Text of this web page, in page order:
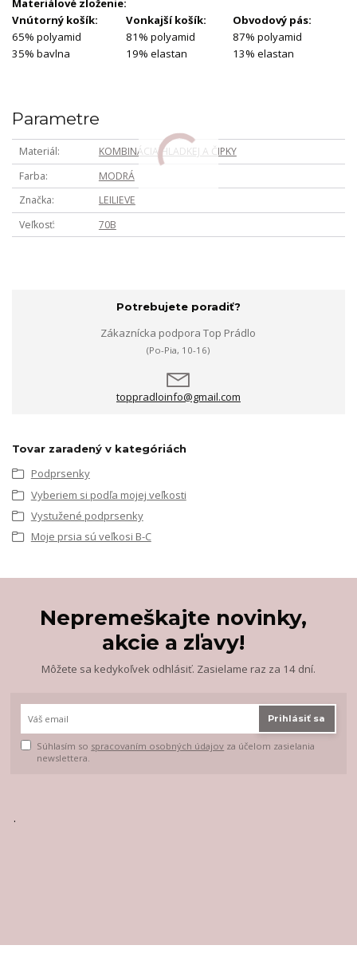
Materiálové zloženie:
Vnútorný košík:
Vonkajší košík:
Obvodový pás:
65% polyamid
35% bavlna
81% polyamid
19% elastan
87% polyamid
13% elastan
Parametre
Materiál
KOMBINÁCIA HLADKEJ A ČIPKY
Farba
MODRÁ
Značka
LEILIEVE
Veľkosť
70B
Potrebujete poradiť?
Zákaznícka podpora Top Prádlo
(Po-Pia, 10-16)
toppradloinfo@gmail.com
Tovar zaradený v kategóriách
Podprsenky
Vyberiem si podľa mojej veľkosti
Vystužené podprsenky
Moje prsia sú veľkosi B-C
Nepremeškajte novinky,
akcie a zľavy!
Môžete sa kedykoľvek odhlásiť. Zasielame raz za 14 dní.
Prihlásiť sa
Súhlasím so spracovaním osobných údajov za účelom zasielania
newslettera.
.